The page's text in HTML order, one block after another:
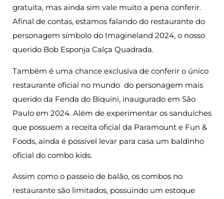
gratuita, mas ainda sim vale muito a pena conferir.
Afinal de contas, estamos falando do restaurante do
personagem símbolo do Imagineland 2024, o nosso
querido Bob Esponja Calça Quadrada.
Também é uma chance exclusiva de conferir o único
restaurante oficial no mundo do personagem mais
querido da Fenda do Biquini, inaugurado em São
Paulo em 2024. Além de experimentar os sanduíches
que possuem a receita oficial da Paramount e Fun &
Foods, ainda é possível levar para casa um baldinho
oficial do combo kids.
Assim como o passeio de balão, os combos no
restaurante são limitados, possuindo um estoque